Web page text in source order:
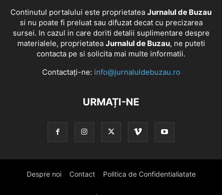
Continutul portalului este proprietatea Jurnalul de Buzau
si nu poate fi preluat sau difuzat decat cu precizarea
sursei. In cazul in care doriti detalii suplimentare despre
materialele, proprietatea Jurnalul de Buzau, ne puteti
contacta pe si solicita mai multe informatii.
Contactați-ne: info@jurnaluldebuzau.ro
URMAȚI-NE
Despre noi Contact Politica de Confidentialiatate